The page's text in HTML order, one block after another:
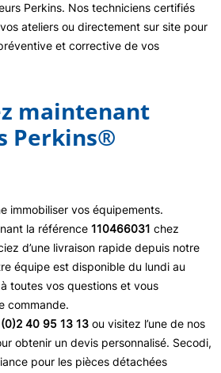
Perkins. Nos techniciens certifiés
ateliers ou directement sur site pour
et corrective de vos
maintenant
Perkins®
immobiliser vos équipements.
la référence 110466031 chez
d’une livraison rapide depuis notre
équipe est disponible du lundi au
toutes vos questions et vous
commande.
40 95 13 13 ou visitez l’une de nos
obtenir un devis personnalisé. Secodi,
pour les pièces détachées